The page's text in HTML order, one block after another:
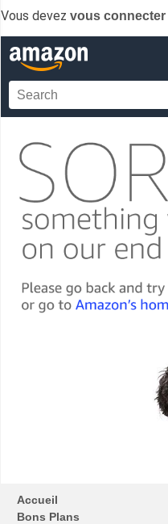
Vous devez vous connecter
Accueil
Bons Plans